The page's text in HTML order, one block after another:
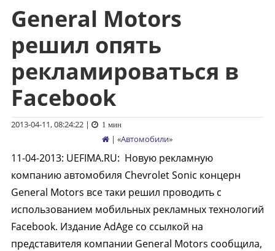
Перейти
содержимому
General Motors
решил опять
рекламироваться в
Facebook
2013-04-11, 08:24:22| 1 мин
| «Автомобили»
11-04-2013: UEFIMA.RU: Новую рекламную
компанию автомобиля Chevrolet Sonic концерн
General Motors все таки решил проводить с
использованием мобильных рекламных технологий
Facebook. Издание AdAge со ссылкой на
представителя компании General Motors сообщила,